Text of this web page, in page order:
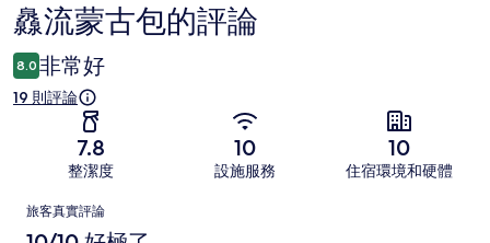
評
論
灥流蒙古包的評論
8.0 非常好
19 則評論
7.8
整潔度
10
設施服務
10
住宿環境和硬體
評
旅客真實評論